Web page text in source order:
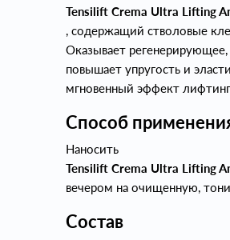
Tensilift Crema Ultra Lifting
, содержащий стволовые
Оказывает
повышает упругость и
мгновенный эффект
Способ
Наносить
Tensilift Crema Ultra Lifting
вечером на очищенную,
Состав